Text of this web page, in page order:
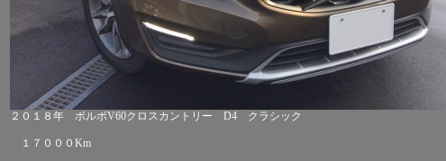
２０１８年 ボルボV60クロスカントリー D4 クラシック
１７０００Km